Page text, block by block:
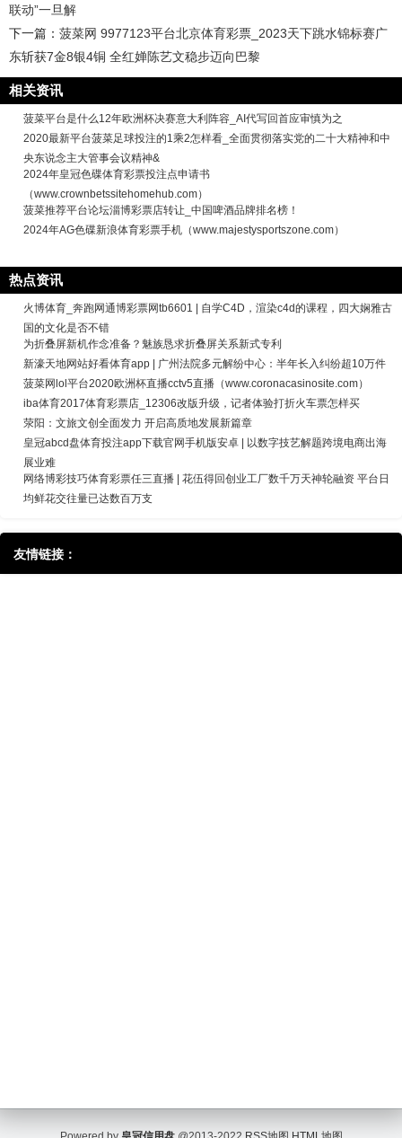
联动”一旦解
下一篇： 菠菜网 9977123平台北京体育彩票_2023天下跳水锦标赛广
东斩获7金8银4铜 全红婵陈艺文稳步迈向巴黎
相关资讯
菠菜平台是什么12年欧洲杯决赛意大利阵容_AI代写回首应审慎为之
2020最新平台菠菜足球投注的1乘2怎样看_全面贯彻落实党的二十大精神和中
央东说念主大管事会议精神&
2024年皇冠色碟体育彩票投注点申请书
（www.crownbetssitehomehub.com）
菠菜推荐平台论坛淄博彩票店转让_中国啤酒品牌排名榜！
2024年AG色碟新浪体育彩票手机（www.majestysportszone.com）
热点资讯
火博体育_奔跑网通博彩票网tb6601 | 自学C4D，渲染c4d的课程，四大娴雅古
国的文化是否不错
为折叠屏新机作念准备？魅族恳求折叠屏关系新式专利
新濠天地网站好看体育app | 广州法院多元解纷中心：半年长入纠纷超10万件
菠菜网lol平台2020欧洲杯直播cctv5直播（www.coronacasinosite.com）
iba体育2017体育彩票店_12306改版升级，记者体验打折火车票怎样买
荥阳：文旅文创全面发力 开启高质地发展新篇章
皇冠abcd盘体育投注app下载官网手机版安卓 | 以数字技艺解题跨境电商出海
展业难
网络博彩技巧体育彩票任三直播 | 花伍得回创业工厂数千万天神轮融资 平台日
均鲜花交往量已达数百万支
友情链接：